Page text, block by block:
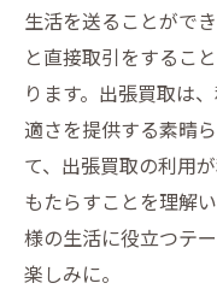
生活を送ることがで
と直接取引をするこ
ります。出張買取は
適さを提供する素晴
て、出張買取の利用
もたらすことを理解
様の生活に役立つテ
楽しみに。